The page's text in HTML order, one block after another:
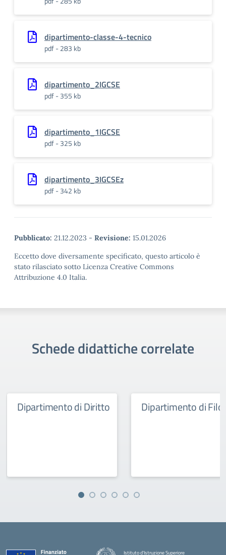
dipartimento-classe-4-tecnico
pdf - 283 kb
dipartimento_2IGCSE
pdf - 355 kb
dipartimento_1IGCSE
pdf - 325 kb
dipartimento_3IGCSEz
pdf - 342 kb
Pubblicato: 21.12.2023 - Revisione: 15.01.2026
Eccetto dove diversamente specificato, questo articolo è
stato rilasciato sotto Licenza Creative Commons
Attribuzione 4.0 Italia.
Schede didattiche correlate
Dipartimento di Diritto Dipartimento di
Istituto d'Istruzione Superiore